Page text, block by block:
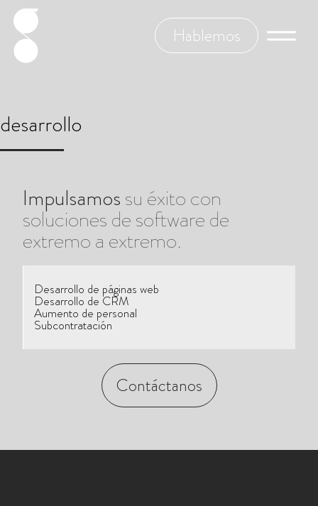
Hablemos
desarrollo
Impulsamossu éxito con
soluciones de software de
extremo a extremo.
Desarrollo de páginas web
Desarrollo de CRM
Aumento de personal
Subcontratación
Contáctanos